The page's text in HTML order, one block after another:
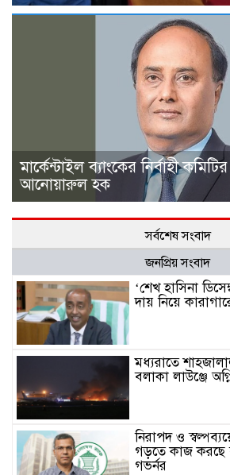
মার্কেন্টাইল ব্যাংকের নির্বাহী
আনোয়ারুল হক
সর্বশেষ সংবাদ
জনপ্রিয় সংবাদ
‘শেখ হাসিনা
দায় নিয়ে
মধ্যরাতে
বলাকা লাউঞ্জে
নিরাপদ ও
গড়তে কাজ করছে
গভর্নর